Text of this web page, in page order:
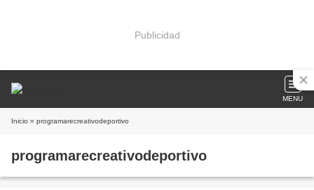
Publicidad
MENU
Inicio » programarecreativodeportivo
programarecreativodeportivo